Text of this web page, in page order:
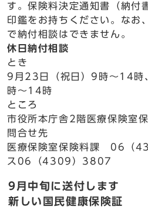
す。保険料決定通知書（納付
印鑑をお持ちください。なお
で納付相談はできません。
休日納付相談
とき
9月23日（祝日）9時～14時
時～14時
ところ
市役所本庁舎2階医療保険室
問合せ先
医療保険室保険料課 06（
ス06（4309）3807
9月中旬に送付します
新しい国民健康保険証